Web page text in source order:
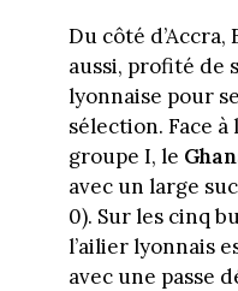
Du côté d’Accra,
aussi, profité de
lyonnaise pour
sélection. Face
groupe I, le
avec un large
0). Sur les cinq
l’ailier lyonnais
avec une passe